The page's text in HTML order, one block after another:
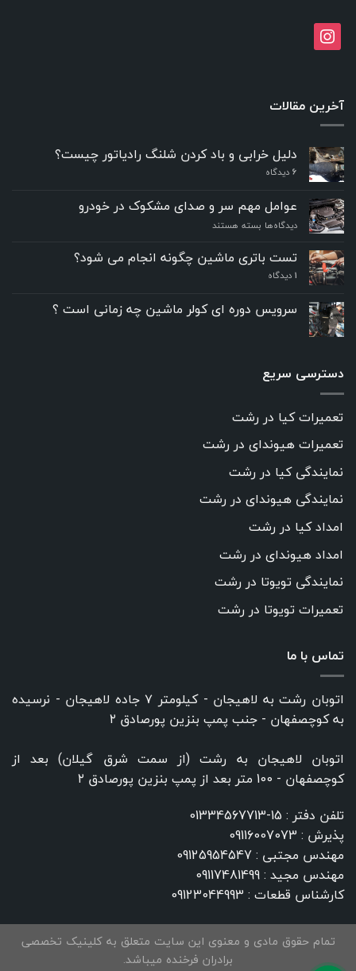
instagram
آخرین مقالات
دلیل خرابی و باد کردن شلنگ رادیاتور چیست؟
6 دیدگاه
عوامل مهم سر و صدای مشکوک در خودرو
دیدگاه‌ها برای
مهم
سر
مشکوک
در
بسته هستند
تست باتری ماشین چگونه انجام می شود؟
۱ دیدگاه
سرویس دوره ای کولر ماشین چه زمانی است ؟
دسترسی سریع
تعمیرات کیا در رشت
تعمیرات هیوندای در رشت
نمایندگی کیا در رشت
نمایندگی هیوندای در رشت
امداد کیا در رشت
امداد هیوندای در رشت
نمایندگی تویوتا در رشت
تعمیرات تویوتا در رشت
تماس با ما
اتوبان رشت به لاهیجان - کیلومتر ۷ جاده لاهیجان - نرسیده
به کوچصفهان - جنب پمپ بنزین پورصادق ۲
اتوبان لاهیجان به رشت (از سمت شرق گیلان) بعد از
کوچصفهان - 100 متر بعد از پمپ بنزین پورصادق ۲
تلفن دفتر : 15-01334567713
پذیرش : 09116007073
مهندس مجتبی :09125954547
مهندس مجید :09117481499
کارشناس قطعات : 09123044993
تمام حقوق مادی و معنوی این سایت متعلق به کلینیک تخصصی
برادران فرخنده میباشد.